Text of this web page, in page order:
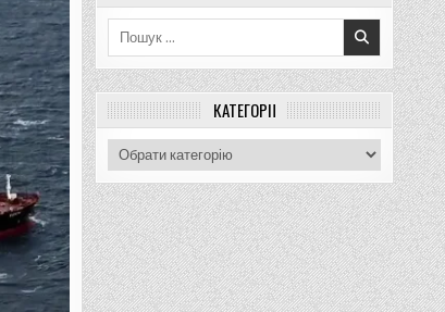
КАТЕГОРІЇ
Категорії